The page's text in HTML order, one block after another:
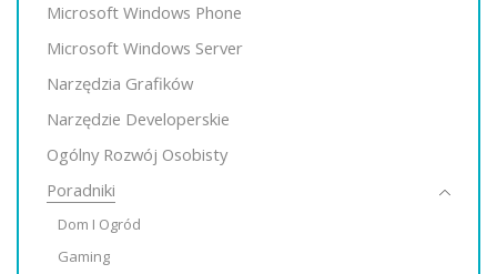
Microsoft Windows Phone
Microsoft Windows Server
Narzędzia Grafików
Narzędzie Developerskie
Ogólny Rozwój Osobisty
Poradniki
Dom I Ogród
Gaming